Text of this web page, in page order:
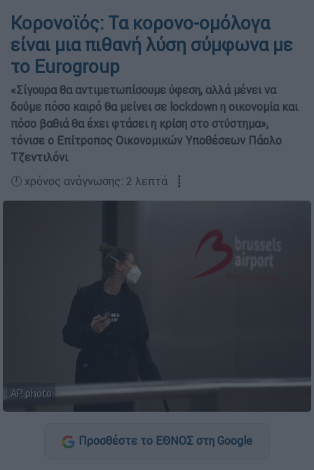
Κορονοϊός: Τα κορονο-ομόλογα
είναι μια πιθανή λύση σύμφωνα με
το Eurogroup
«Σίγουρα θα αντιμετωπίσουμε ύφεση, αλλά μένει να
δούμε πόσο καιρό θα μείνει σε lockdown η οικονομία και
πόσο βαθιά θα έχει φτάσει η κρίση στο στύστημα»,
τόνισε ο Επίτροπος Οικονομικών Υποθέσεων Πάολο
Τζεντιλόνι
🕛 χρόνος ανάγνωσης: 2 λεπτά ┋
AP photo
Προσθέστε το ΕΘΝΟΣ στη Google